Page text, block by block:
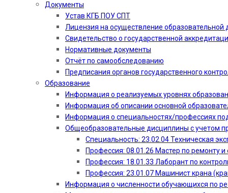
Документы
Устав КГБ ПОУ СПТ
Лицензия на осуществление образовательной
Свидетельство о государственной
Нормативные документы
Отчёт по самообследованию
Предписания органов государственного
Образование
Информация о реализуемых уровнях
Информация об описании основной
Информация о специальностях/профессиях
Общеобразовательные дисциплины с учетом
Специальность: 23.02.04 Техническая
Профессия: 08.01.26 Мастер по ремонту
Профессия: 18.01.33 Лаборант по
Профессия: 23.01.07 Машинист крана
Информация о численности обучающихся по